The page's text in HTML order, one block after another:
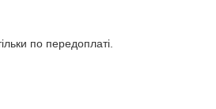
по передоплаті.